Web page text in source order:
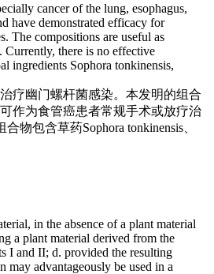
cancer of the lung, esophagus,
have demonstrated efficacy for
The compositions are useful as
Currently, there is no effective
ingredients Sophora tonkinensis,
疗幽门螺杆菌感染。本发明的组合
作为食管癌患者常规手术或放疗治
包含草药Sophora tonkinensis、
in the absence of a plant material
a plant material derived from the
I and II; d. provided the resulting
advantageously be used in a